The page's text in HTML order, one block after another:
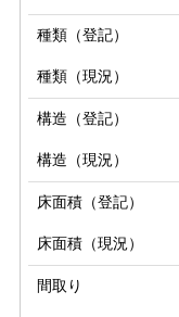
種類（登記）
種類（現況）
構造（登記）
構造（現況）
床面積（登記）
床面積（現況）
間取り